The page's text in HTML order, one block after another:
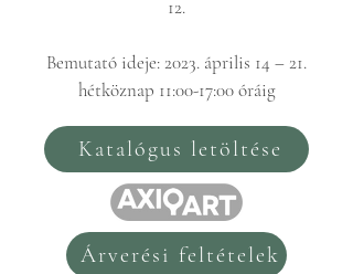
12.
Bemutató ideje: 2023. április 14 – 21.
hétköznap 11:00-17:00 óráig
Katalógus letöltése
Árverési feltételek